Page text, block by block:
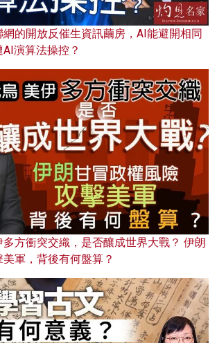
的開放反催生資訊繭房，AI能避開相同
演算法操控？
方衝突交織，是否釀成世界大戰？ 伊朗
軍，背後有何盤算？